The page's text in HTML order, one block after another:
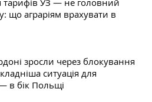
УЗ — не головний
що аграріям врахувати в
зросли через блокування
ситуація для
в бік Польщі